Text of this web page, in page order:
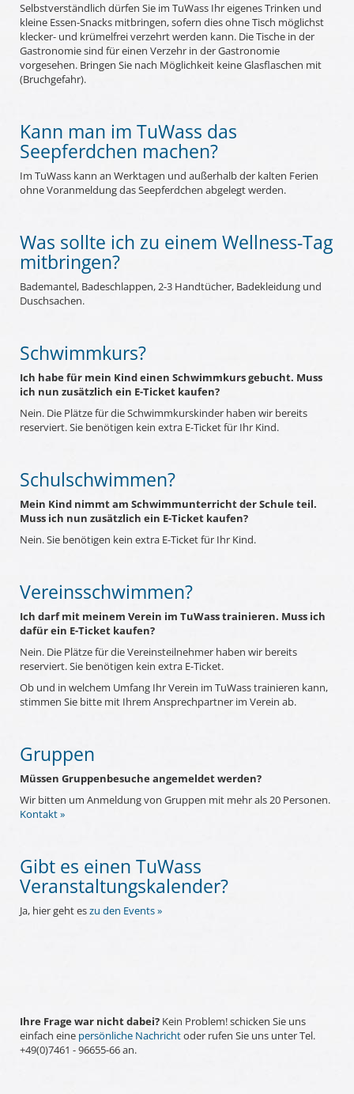
Selbstverständlich dürfen Sie im TuWass Ihr eigenes Trinken und
kleine Essen-Snacks mitbringen, sofern dies ohne Tisch möglichst
klecker- und krümelfrei verzehrt werden kann. Die Tische in der
Gastronomie sind für einen Verzehr in der Gastronomie
vorgesehen. Bringen Sie nach Möglichkeit keine Glasflaschen mit
(Bruchgefahr).
Kann man im TuWass das
Seepferdchen machen?
Im TuWass kann an Werktagen und außerhalb der kalten Ferien
ohne Voranmeldung das Seepferdchen abgelegt werden.
Was sollte ich zu einem Wellness-Tag
mitbringen?
Bademantel, Badeschlappen, 2-3 Handtücher, Badekleidung und
Duschsachen.
Schwimmkurs?
Ich habe für mein Kind einen Schwimmkurs gebucht. Muss
ich nun zusätzlich ein E-Ticket kaufen?
Nein. Die Plätze für die Schwimmkurskinder haben wir bereits
reserviert. Sie benötigen kein extra E-Ticket für Ihr Kind.
Schulschwimmen?
Mein Kind nimmt am Schwimmunterricht der Schule teil.
Muss ich nun zusätzlich ein E-Ticket kaufen?
Nein. Sie benötigen kein extra E-Ticket für Ihr Kind.
Vereinsschwimmen?
Ich darf mit meinem Verein im TuWass trainieren. Muss ich
dafür ein E-Ticket kaufen?
Nein. Die Plätze für die Vereinsteilnehmer haben wir bereits
reserviert. Sie benötigen kein extra E-Ticket.
Ob und in welchem Umfang Ihr Verein im TuWass trainieren kann,
stimmen Sie bitte mit Ihrem Ansprechpartner im Verein ab.
Gruppen
Müssen Gruppenbesuche angemeldet werden?
Wir bitten um Anmeldung von Gruppen mit mehr als 20 Personen.
Kontakt »
Gibt es einen TuWass
Veranstaltungskalender?
Ja, hier geht eszu den Events»
Ihre Frage war nicht dabei? Kein Problem! schicken Sie uns
einfach eine persönliche Nachrichtoder rufen Sie uns unter Tel.
+49(0)7461 - 96655-66 an.